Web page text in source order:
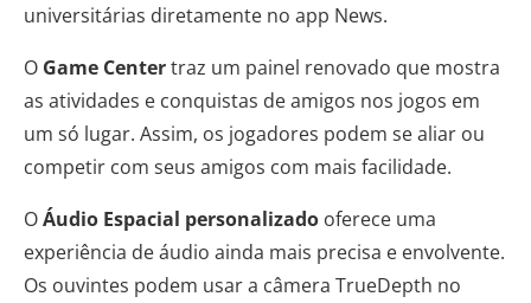
universitárias diretamente no app News.
O Game Centertraz um painel renovado que mostra
as atividades e conquistas de amigos nos jogos em
um só lugar. Assim, os jogadores podem se aliar ou
competir com seus amigos com mais facilidade.
OÁudio Espacial personalizado oferece uma
experiência de áudio ainda mais precisa e envolvente.
Os ouvintes podem usar a câmera TrueDepth no